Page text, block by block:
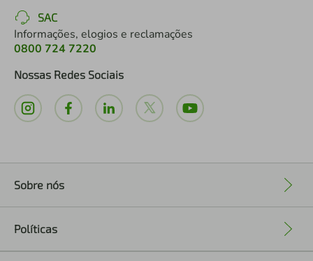
SAC
Informações, elogios e reclamações
0800 724 7220
Nossas Redes Sociais
Sobre nós
Políticas